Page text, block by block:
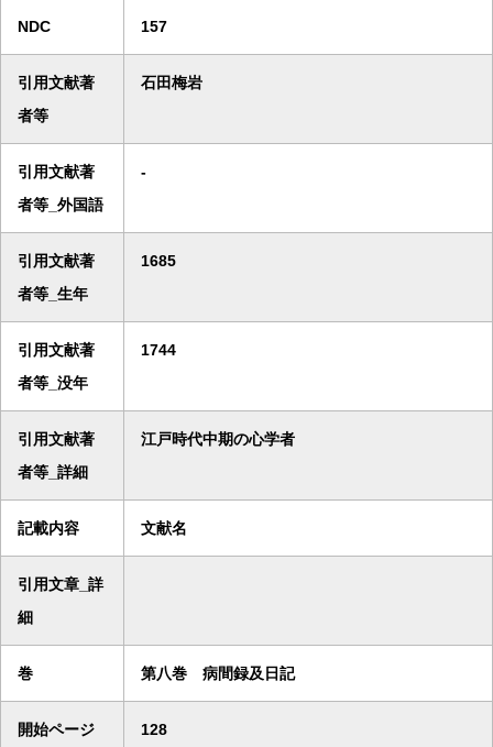
NDC 157
引用文献著
者等
石田梅岩
引用文献著
者等_外国語
-
引用文献著
者等_生年
1685
引用文献著
者等_没年
1744
引用文献著
者等_詳細
江戸時代中期の心学者
記載内容 文献名
引用文章_詳
細
巻 第八巻 病間録及日記
開始ページ 128